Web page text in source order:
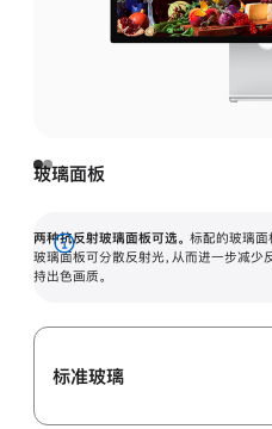
玻璃面板
两种抗反射玻璃面板可选。 标配的玻璃面
玻璃面板可分散反射光，从而进一步减少
持出色画质。
展
开
标准玻璃